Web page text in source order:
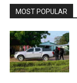
MOST POPULAR